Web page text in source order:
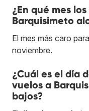
¿En qué mes
Barquisimeto
El mes más caro
noviembre.
¿Cuál es el día
vuelos a
bajos?